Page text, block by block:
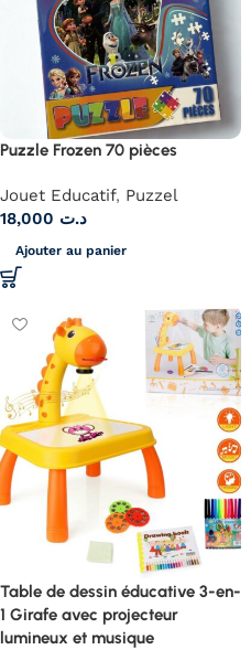
Puzzle Frozen 70 pièces
Jouet Educatif, Puzzel
د.ت
Ajouter au panier
Table de dessin éducative 3-en-
1 Girafe avec projecteur
lumineux et musique